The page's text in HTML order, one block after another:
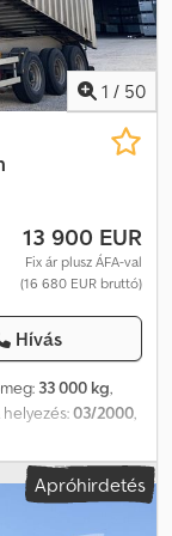
1 / 50
13 900 EUR
Fix ár plusz ÁFA-val
(16 680 EUR bruttó)
Hívás
33 000 kg,
03/2000,
ABS, BENALU – kb.
– Űrtartalom:
alváz –
Apróhirdetés